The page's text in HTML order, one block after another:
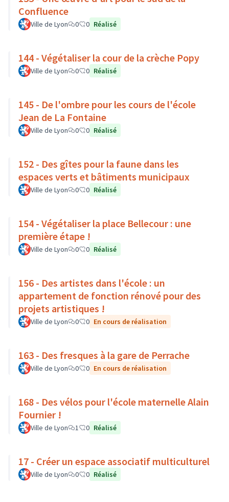
Confluence
Ville de Lyon 0 0 Réalisé
144 - Végétaliser la cour de la crèche Popy
Ville de Lyon 0 0 Réalisé
145 - De l'ombre pour les cours de l'école
Jean de La Fontaine
Ville de Lyon 0 0 Réalisé
152 - Des gîtes pour la faune dans les
espaces verts et bâtiments municipaux
Ville de Lyon 0 0 Réalisé
154 - Végétaliser la place Bellecour : une
première étape !
Ville de Lyon 0 0 Réalisé
156 - Des artistes dans l'école : un
appartement de fonction rénové pour des
projets artistiques !
Ville de Lyon 0 0 En cours de réalisation
163 - Des fresques à la gare de Perrache
Ville de Lyon 0 0 En cours de réalisation
168 - Des vélos pour l'école maternelle Alain
Fournier !
Ville de Lyon 1 0 Réalisé
17 - Créer un espace associatif multiculturel
Ville de Lyon 0 0 Réalisé